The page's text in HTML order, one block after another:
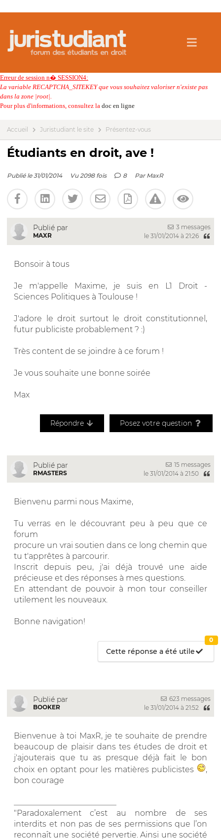
Erreur de session n� SESSION4:
La variable RECAPTCHA_SITEKEY que vous souhaitez valoriser n'existe pas
dans la zone |root|.
Pour plus d'informations, consultez la doc en ligne
Accueil Juristudiant le site Présentez-vous
Étudiants en droit, ave !
Publié le 31/01/2014 Vu 2098 fois 8 Par MaxR
Publié par
MAXR
3 messages
le 31/01/2014 à 21:26
Bonsoir à tous
Je m'appelle Maxime, je suis en L1 Droit -
Sciences Politiques à Toulouse !
J'adore le droit surtout le droit constitutionnel,
futur publiciste probablement ? :)
Très content de se joindre à ce forum !
Je vous souhaite une bonne soirée
Max
Répondre Posez votre question
Publié par
RMASTERS
15 messages
le 31/01/2014 à 21:50
Bienvenu parmi nous Maxime,
Tu verras en le découvrant peu à peu que ce
forum
procure un vrai soutien dans ce long chemin que
tu t'apprêtes à parcourir.
Inscrit depuis peu, j'ai déjà trouvé une aide
précieuse et des réponses à mes questions.
En attendant de pouvoir à mon tour conseiller
utilement les nouveaux.
Bonne navigation!
Cette réponse a été utile
0
Publié par
BOOKER
623 messages
le 31/01/2014 à 21:52
Bienvenue à toi MaxR, je te souhaite de prendre
beaucoup de plaisir dans tes études de droit et
j'ajouterais que tu as presque déjà fait le bon
choix en optant pour les matières publicistes
,
bon courage
"Paradoxalement c’est au nombre de ses
interdits et non pas de ses permissions que l’on
reconnaît une société pervertie. Ainsi une société